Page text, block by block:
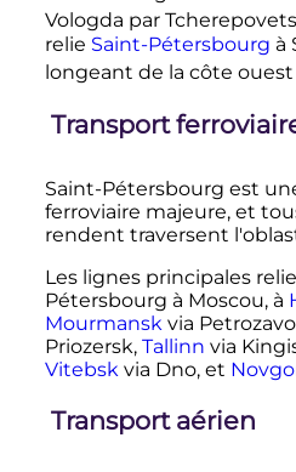
Vologda par Tcherepovets
relie Saint-Pétersbourg à
longeant de la côte
Transport
Saint-Pétersbourg est
ferroviaire majeure, et
rendent traversent
Les lignes principales
Pétersbourg à Moscou, à
Mourmansk via
Priozersk, Tallinn via
Vitebsk via Dno, et
Transport aérien